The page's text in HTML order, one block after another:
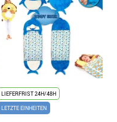
LIEFERFRIST 24H/48H
LETZTE EINHEITEN